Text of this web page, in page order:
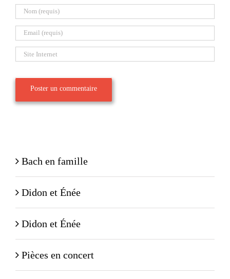
Bach en famille
Didon et Énée
Didon et Énée
Pièces en concert